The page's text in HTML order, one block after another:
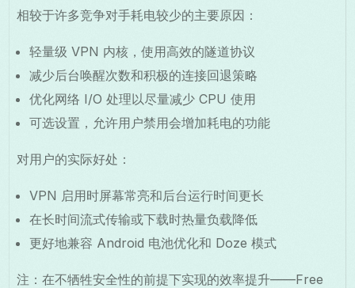
相较于许多竞争对手耗电较少的主要原因：
轻量级 VPN 内核，使用高效的隧道协议
减少后台唤醒次数和积极的连接回退策略
优化网络 I/O 处理以尽量减少 CPU 使用
可选设置，允许用户禁用会增加耗电的功能
对用户的实际好处：
VPN 启用时屏幕常亮和后台运行时间更长
在长时间流式传输或下载时热量负载降低
更好地兼容 Android 电池优化和 Doze 模式
注：在不牺牲安全性的前提下实现的效率提升——Free